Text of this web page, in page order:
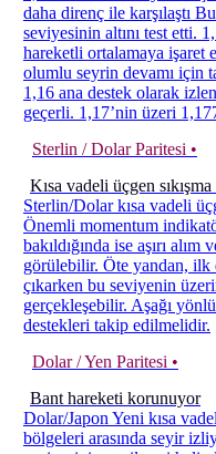
daha direnç ile karşılaştı
seviyesinin altını test etti.
hareketli ortalamaya işaret
olumlu seyrin devamı için
1,16 ana destek olarak
geçerli. 1,17’nin üzeri
Sterlin / Dolar Paritesi •
Kısa vadeli üçgen
Sterlin/Dolar kısa vadeli
Önemli momentum
bakıldığında ise aşırı alım
görülebilir. Öte yandan, ilk
çıkarken bu seviyenin
gerçekleşebilir. Aşağı
destekleri takip edilmelidir.
Dolar / Yen Paritesi •
Bant hareketi korunuyor
Dolar/Japon Yeni kısa
bölgeleri arasında seyir